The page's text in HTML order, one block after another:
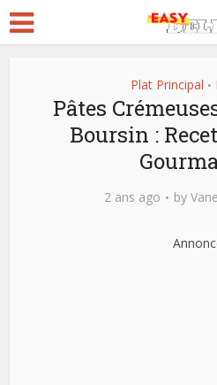
Plat Principal •
Pâtes
Boursin :
2 ans ago by